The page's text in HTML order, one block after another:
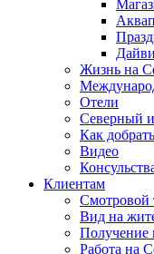
Жизнь на
Отели
Северный
Как
Видео
Клиентам
Смотровой
Вид на
Получение
Работа на